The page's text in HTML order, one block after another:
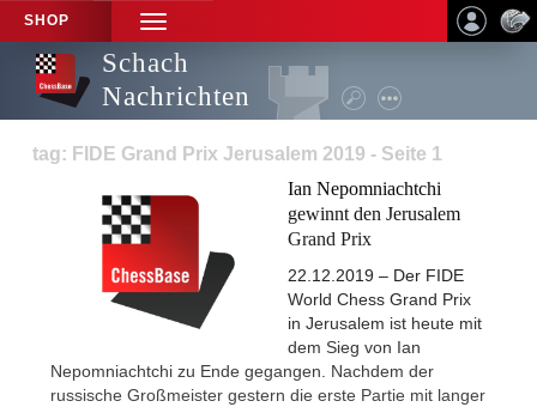
SHOP
TOGGLE
NAVIGATION
Schach
Nachrichten
tag: FIDE Grand Prix Jerusalem 2019 - Seite 1
Ian Nepomniachtchi
gewinnt den Jerusalem
Grand Prix
22.12.2019 – Der FIDE
World Chess Grand Prix
in Jerusalem ist heute mit
dem Sieg von Ian
Nepomniachtchi zu Ende gegangen. Nachdem der
russische Großmeister gestern die erste Partie mit langer